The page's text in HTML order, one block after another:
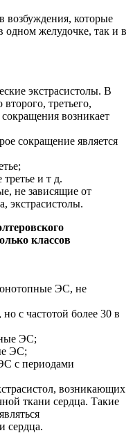
возбуждения, которые
одном желудочке, так и в
экстрасистолы. В
третьего,
возникает
сокращение является
и т д.
не зависящие от
экстрасистолы.
классов
ЭС, не
с частотой более 30 в
ЭС;
ЭС;
с периодами
возникающих
ткани сердца. Такие
сердца.